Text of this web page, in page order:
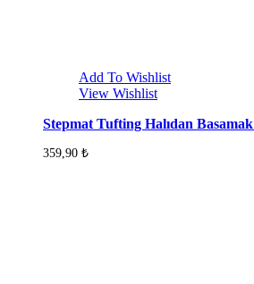
Add To Wishlist
View Wishlist
Stepmat Tufting Halıdan
359,90 ₺